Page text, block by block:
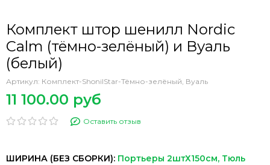
Комплект штор шенилл Nordic
Calm (тёмно-зелёный) и Вуаль
(белый)
Артикул: Комплект-ShonilStar-Тёмно-зелёный, Вуаль
11 100.00 руб
Оставить отзыв
ШИРИНА (БЕЗ СБОРКИ): Портьеры 2штХ150см, Тюль